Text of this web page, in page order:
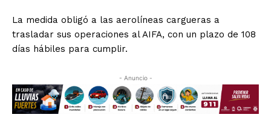
La medida obligó a las aerolíneas cargueras a
trasladar sus operaciones al AIFA, con un plazo de 108
días hábiles para cumplir.
- Anuncio -